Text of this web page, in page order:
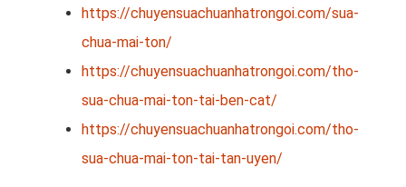
https://chuyensuachuanhatrongoi.com/sua-
chua-mai-ton/
https://chuyensuachuanhatrongoi.com/tho-
sua-chua-mai-ton-tai-ben-cat/
https://chuyensuachuanhatrongoi.com/tho-
sua-chua-mai-ton-tai-tan-uyen/